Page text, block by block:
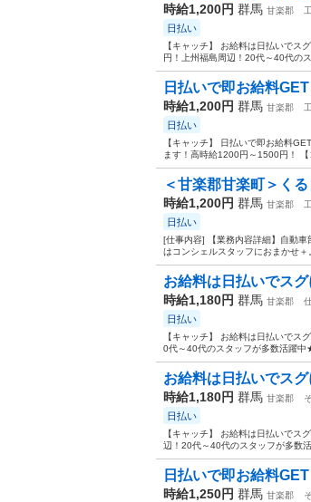
時給1,200円 群馬 甘楽郡
日払い
【キャッチ】 お給料は日払いで
円！上州福島周辺！20代～40代の
日払いで即お給料
時給1,200円 群馬 甘楽郡
日払い
【キャッチ】 日払いで即お給料
ます！高時給1200円～1500円！
＜甘楽郡甘楽町＞く
時給1,200円 群馬 甘楽郡
日払い
[仕事内容] 【業務内容詳細】自動車
はコンシェルスタッフにおまかせ
お給料は日払いでス
時給1,180円 群馬 甘楽郡
日払い
【キャッチ】 お給料は日払いで
0代～40代のスタッフが多数活躍中
お給料は日払いでス
時給1,180円 群馬 甘楽郡
日払い
【キャッチ】 お給料は日払いで
辺！20代～40代のスタッフが多数
日払いで即お給料
時給1,250円 群馬 甘楽郡